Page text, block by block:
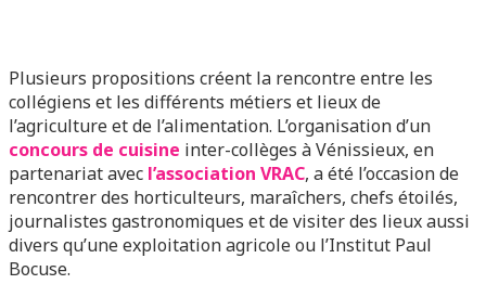
Plusieurs propositions créent la rencontre entre les
collégiens et les différents métiers et lieux de
l’agriculture et de l’alimentation. L’organisation d’un
concours de cuisine inter-collèges à Vénissieux, en
partenariat avec l’association VRAC, a été l’occasion de
rencontrer des horticulteurs, maraîchers, chefs étoilés,
journalistes gastronomiques et de visiter des lieux aussi
divers qu’une exploitation agricole ou l’Institut Paul
Bocuse.